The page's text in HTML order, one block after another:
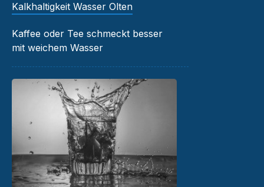
Kalkhaltigkeit Wasser Olten
Kaffee oder Tee schmeckt besser
mit weichem Wasser